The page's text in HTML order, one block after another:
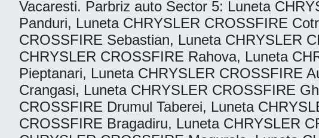
Vacaresti. Parbriz auto Sector 5: Luneta
Panduri, Luneta CHRYSLER CROSSFIRE
CROSSFIRE Sebastian, Luneta CHRYSLER
CHRYSLER CROSSFIRE Rahova, Luneta
Pieptanari, Luneta CHRYSLER CROSSFIRE
Crangasi, Luneta CHRYSLER CROSSFIRE
CROSSFIRE Drumul Taberei, Luneta
CROSSFIRE Bragadiru, Luneta CHRYSLER